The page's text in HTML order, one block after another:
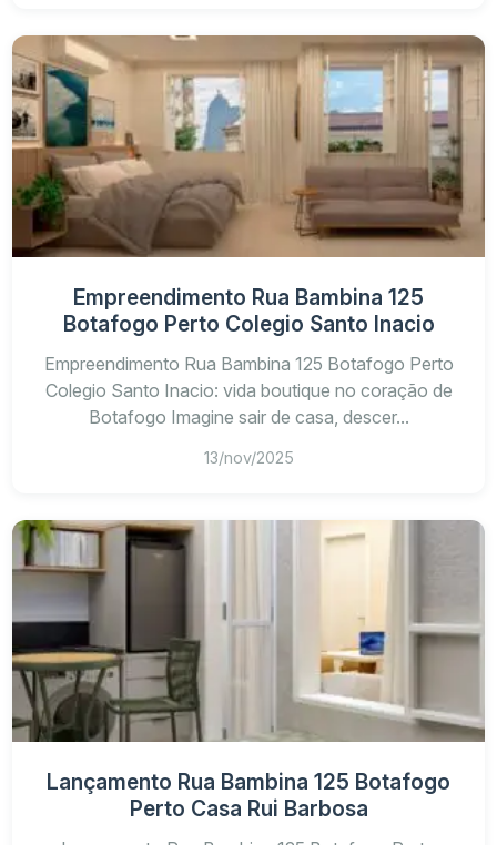
Empreendimento Rua Bambina 125
Botafogo Perto Colegio Santo Inacio
Empreendimento Rua Bambina 125 Botafogo Perto
Colegio Santo Inacio: vida boutique no coração de
Botafogo Imagine sair de casa, descer...
13/nov/2025
Lançamento Rua Bambina 125 Botafogo
Perto Casa Rui Barbosa